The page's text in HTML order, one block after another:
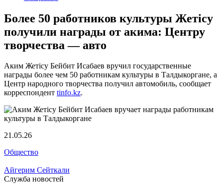
Более 50 работников культуры Жетісу
получили награды от акима: Центру
творчества — авто
Аким Жетісу Бейбит Исабаев вручил государственные
награды более чем 50 работникам культуры в Талдыкоргане, а
Центр народного творчества получил автомобиль, сообщает
корреспондент tinfo.kz.
21.05.26
Общество
Айгерим Сейткали
Служба новостей